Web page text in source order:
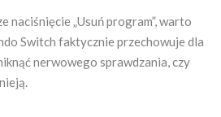
naciśnięcie „Usuń program”, warto
Switch faktycznie przechowuje dla
nerwowego sprawdzania, czy